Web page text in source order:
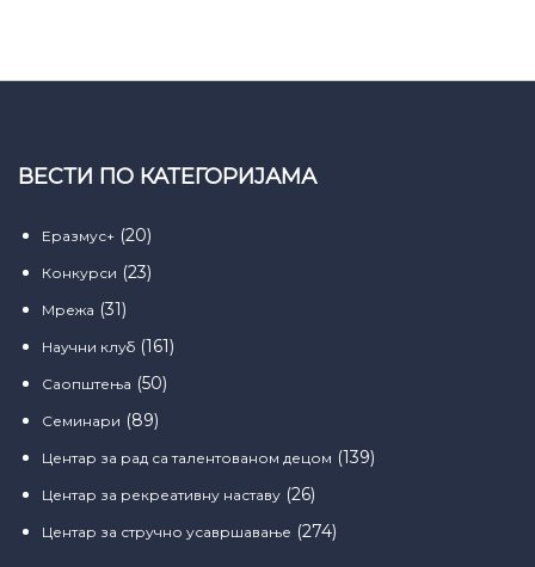
ВЕСТИ ПО КАТЕГОРИЈАМА
Еразмус+ (20)
Конкурси (23)
Мрежа (31)
Научни клуб (161)
Саопштења (50)
Семинари (89)
Центар за рад са талентованом децом (139)
Центар за рекреативну наставу (26)
Центар за стручно усавршавање (274)